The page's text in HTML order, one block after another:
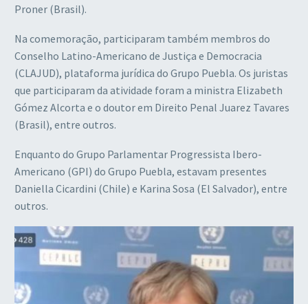
Proner (Brasil).
Na comemoração, participaram também membros do
Conselho Latino-Americano de Justiça e Democracia
(CLAJUD), plataforma jurídica do Grupo Puebla. Os juristas
que participaram da atividade foram a ministra Elizabeth
Gómez Alcorta e o doutor em Direito Penal Juarez Tavares
(Brasil), entre outros.
Enquanto do Grupo Parlamentar Progressista Ibero-
Americano (GPI) do Grupo Puebla, estavam presentes
Daniella Cicardini (Chile) e Karina Sosa (El Salvador), entre
outros.